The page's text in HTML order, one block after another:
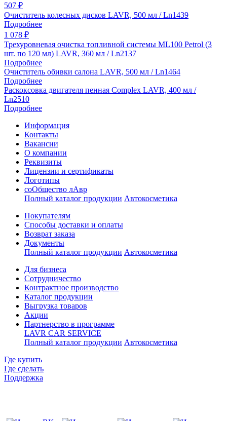
507 ₽
Очиститель колесных дисков LAVR, 500 мл / Ln1439
Подробнее
1 078 ₽
Трехуровневая очистка топливной системы ML100 Petrol (3
шт. по 120 мл) LAVR, 360 мл / Ln2137
Подробнее
Очиститель обивки салона LAVR, 500 мл / Ln1464
Подробнее
Раскоксовка двигателя пенная Complex LAVR, 400 мл /
Ln2510
Подробнее
Информация
Контакты
Вакансии
О компании
Реквизиты
Лицензии и сертификаты
Логотипы
соОбщество лАвр
Полный каталог продукции Автокосметика
Покупателям
Способы доставки и оплаты
Возврат заказа
Документы
Полный каталог продукции Автокосметика
Для бизнеса
Сотрудничество
Контрактное производcтво
Каталог продукции
Выгрузка товаров
Акции
Партнерство в программе
LAVR CAR SERVICE
Полный каталог продукции Автокосметика
Где купить
Где сделать
Поддержка